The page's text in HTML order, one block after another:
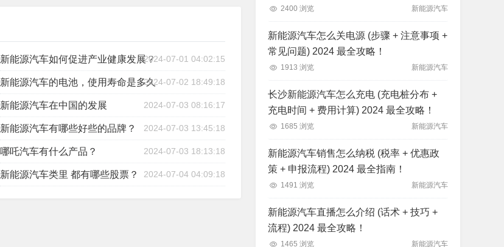
新能源汽车如何促进产业健康发展？2024-07-01 04:02:15
新能源汽车的电池，使用寿命是多久2024-07-02 18:49:18
新能源汽车在中国的发展 2024-07-03 08:16:17
新能源汽车有哪些好些的品牌？ 2024-07-03 13:45:18
哪吒汽车有什么产品？ 2024-07-03 18:13:18
新能源汽车类里 都有哪些股票？ 2024-07-04 04:09:18
2400 浏览 新能源汽车
新能源汽车怎么关电源 (步骤 + 注意事项 +
常见问题) 2024 最全攻略！
1913 浏览 新能源汽车
长沙新能源汽车怎么充电 (充电桩分布 +
充电时间 + 费用计算) 2024 最全攻略！
1685 浏览 新能源汽车
新能源汽车销售怎么纳税 (税率 + 优惠政
策 + 申报流程) 2024 最全指南！
1491 浏览 新能源汽车
新能源汽车直播怎么介绍 (话术 + 技巧 +
流程) 2024 最全攻略！
1465 浏览 新能源汽车